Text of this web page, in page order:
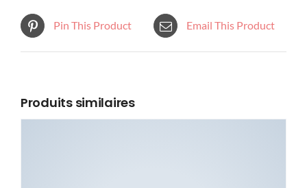
Pin This Product Email This Product
Produits similaires